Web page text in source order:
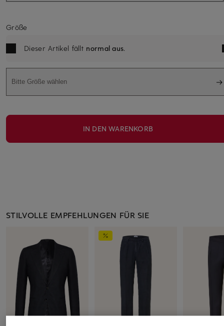
Größe
Dieser Artikel fällt normal aus.
Bitte Größe wählen
IN DEN WARENKORB
STILVOLLE EMPFEHLUNGEN FÜR SIE